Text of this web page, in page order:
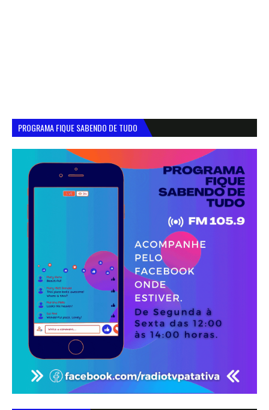
PROGRAMA FIQUE SABENDO DE TUDO